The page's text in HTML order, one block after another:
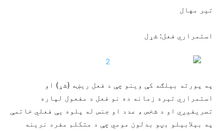
تېر مهال
استمراري فعل: شړل
په پورته بېلګه کې وینو چې د فعل ريښه (شړ) او
استمراري تېره زمانه ده نو فعل د مفعول لپاره
تصریفیږي او د شخص ، عدد او جنس له پلوه يې فعلي خاتمې
په بېلابېلو بڼو بدلون مومي چې د متکلم مفرد نرینه